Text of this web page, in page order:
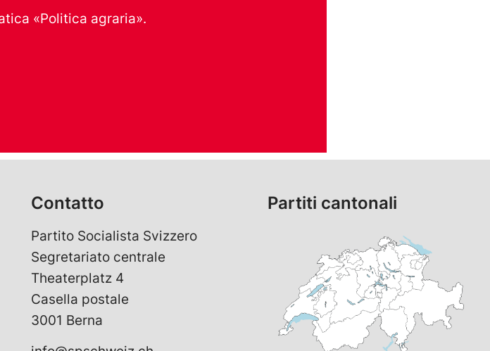
«Politica agraria».
Contatto
Partito Socialista Svizzero
Segretariato centrale
Theaterplatz 4
Casella postale
3001 Berna
Partiti cantonali